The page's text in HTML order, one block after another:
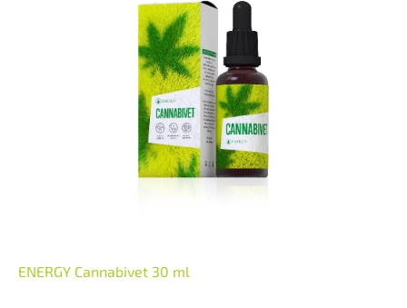
ENERGY Cannabivet 30 ml